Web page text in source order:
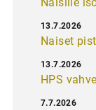
Naiset
13.7.2026
HPS
13.7.2026
7.7.2026